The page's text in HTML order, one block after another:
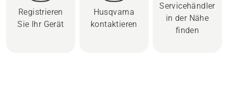
Registrieren
Sie Ihr Gerät
Husqvarna
kontaktieren
Servicehändler
in der Nähe
finden